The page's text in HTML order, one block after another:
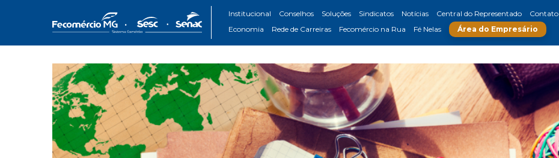
Institucional Conselhos Soluções Sindicatos Notícias Central do Representado
Contato
Economia
Rede de Carreiras Fecomércio na Rua Fé Nelas Área do Empresário